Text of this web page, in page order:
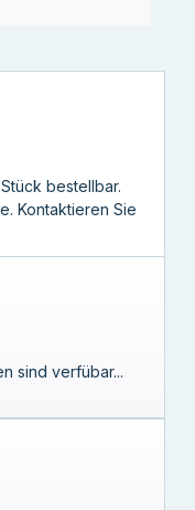
bestellbar.
Kontaktieren Sie
sind verfübar...